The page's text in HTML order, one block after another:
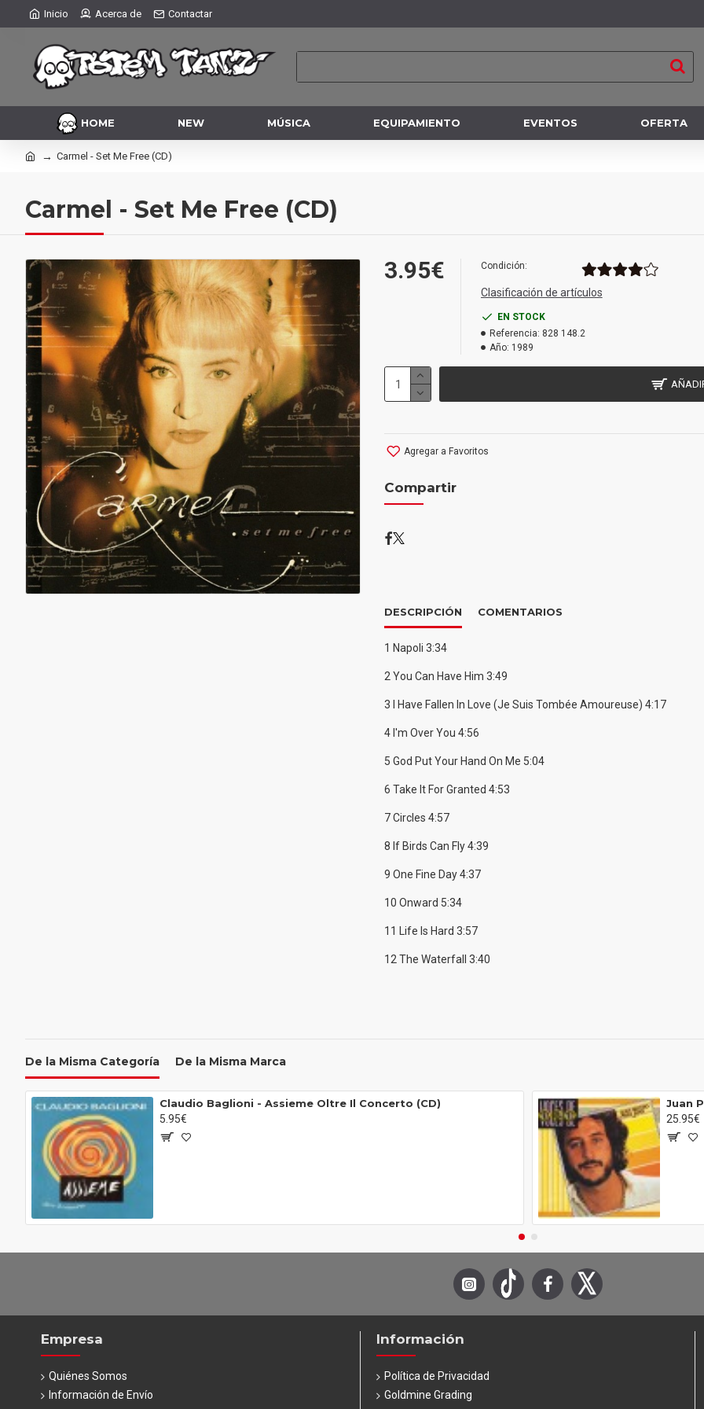
Inicio Acerca de Contactar
HOME NEW MÚSICA EQUIPAMIENTO EVENTOS OFERTA
Carmel - Set Me Free (CD)
Carmel - Set Me Free (CD)
3.95€ Condición:
Clasificación de artículos
EN STOCK
Referencia: 828 148.2
Año: 1989
Agregar a Favoritos
Compartir
DESCRIPCIÓN COMENTARIOS
1 Napoli 3:34
2 You Can Have Him 3:49
3 I Have Fallen In Love (Je Suis Tombée Amoureuse) 4:17
4 I'm Over You 4:56
5 God Put Your Hand On Me 5:04
6 Take It For Granted 4:53
7 Circles 4:57
8 If Birds Can Fly 4:39
9 One Fine Day 4:37
10 Onward 5:34
11 Life Is Hard 3:57
12 The Waterfall 3:40
De la Misma Categoría De la Misma Marca
Claudio Baglioni ‎- Assieme Oltre Il Concerto (CD)
5.95€
Juan
25.95€
Empresa
Quiénes Somos
Información de Envío
Información
Política de Privacidad
Goldmine Grading